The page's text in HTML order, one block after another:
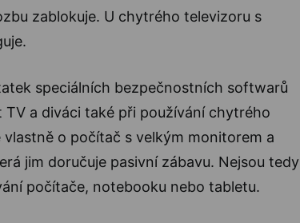
zablokuje. U chytrého televizoru s
speciálních bezpečnostních softwarů
a diváci také při používání chytrého
o počítač s velkým monitorem a
jim doručuje pasivní zábavu. Nejsou tedy
počítače, notebooku nebo tabletu.